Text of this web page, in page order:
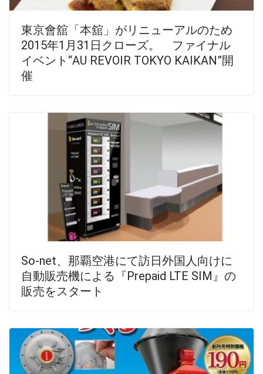
東京會舘「本舘」がリニューアルのため
2015年1月31日クローズ。 ファイナル
イベント“AU REVOIR TOKYO KAIKAN”開
催
So-net、那覇空港にて訪日外国人向けに
自動販売機による『Prepaid LTE SIM』の
販売をスタート